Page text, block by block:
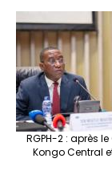
RGPH-2 : après
Kongo Central